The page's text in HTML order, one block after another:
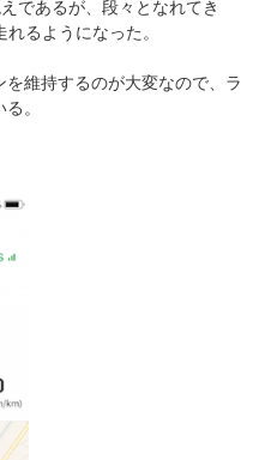
であるが、段々となれてき
るようになった。
維持するのが大変なので、ラ
。